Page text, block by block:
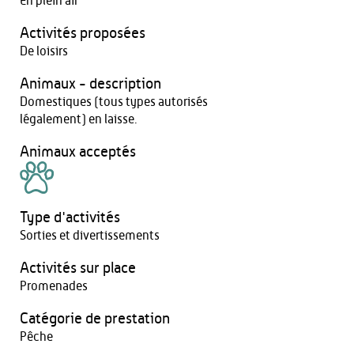
Activités proposées
De loisirs
Animaux - description
Domestiques (tous types autorisés
légalement) en laisse.
Animaux acceptés
Type d'activités
Sorties et divertissements
Activités sur place
Promenades
Catégorie de prestation
Pêche